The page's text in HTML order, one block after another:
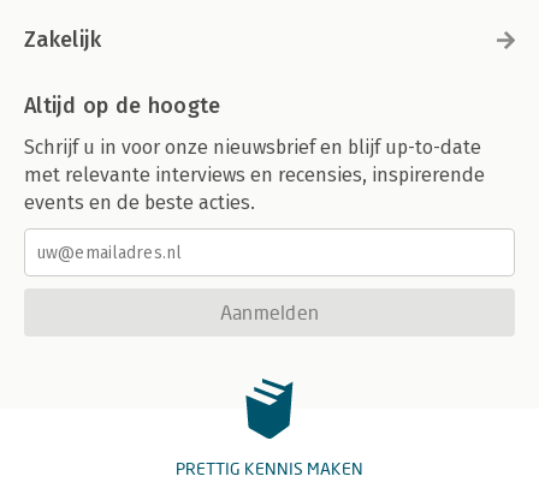
Zakelijk
Altijd op de hoogte
Schrijf u in voor onze nieuwsbrief en blijf up-to-date
met relevante interviews en recensies, inspirerende
events en de beste acties.
Aanmelden
PRETTIG KENNIS MAKEN